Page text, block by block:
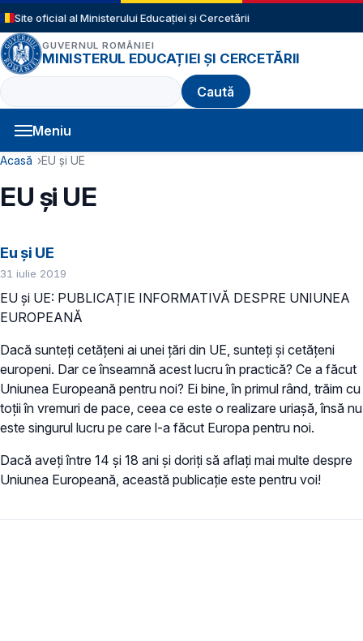
Sari la conținutul principal
Site oficial al Ministerului Educației și Cercetării
GUVERNUL ROMÂNIEI
MINISTERUL EDUCAȚIEI ȘI CERCETĂRII
Caută
Meniu
Navigație principală
Cale de navigare
Acasă EU și UE
EU și UE
Eu și UE
31 iulie 2019
EU și UE: PUBLICAȚIE INFORMATIVĂ DESPRE UNIUNEA
EUROPEANĂ
Dacă sunteți cetățeni ai unei țări din UE, sunteți și cetățeni
europeni. Dar ce înseamnă acest lucru în practică? Ce a făcut
Uniunea Europeană pentru noi? Ei bine, în primul rând, trăim cu
toții în vremuri de pace, ceea ce este o realizare uriașă, însă nu
este singurul lucru pe care l-a făcut Europa pentru noi.
Dacă aveți între 14 și 18 ani și doriți să aflați mai multe despre
Uniunea Europeană, această publicație este pentru voi!